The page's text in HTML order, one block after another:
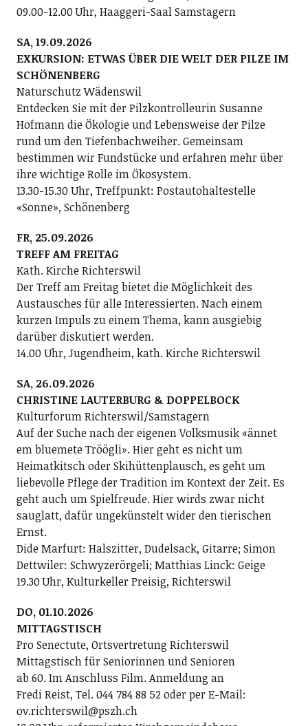
09.00-12.00 Uhr, Haaggeri-Saal Samstagern
SA, 19.09.2026
EXKURSION: ETWAS ÜBER DIE WELT DER PILZE IM
SCHÖNENBERG
Naturschutz Wädenswil
Entdecken Sie mit der Pilzkontrolleurin Susanne
Hofmann die Ökologie und Lebensweise der Pilze
rund um den Tiefenbachweiher. Gemeinsam
bestimmen wir Fundstücke und erfahren mehr über
ihre wichtige Rolle im Ökosystem.
13.30-15.30 Uhr, Treffpunkt: Postautohaltestelle
«Sonne», Schönenberg
FR, 25.09.2026
TREFF AM FREITAG
Kath. Kirche Richterswil
Der Treff am Freitag bietet die Möglichkeit des
Austausches für alle Interessierten. Nach einem
kurzen Impuls zu einem Thema, kann ausgiebig
darüber diskutiert werden.
14.00 Uhr, Jugendheim, kath. Kirche Richterswil
SA, 26.09.2026
CHRISTINE LAUTERBURG & DOPPELBOCK
Kulturforum Richterswil/Samstagern
Auf der Suche nach der eigenen Volksmusik «ännet
em bluemete Tröögli». Hier geht es nicht um
Heimatkitsch oder Skihüttenplausch, es geht um
liebevolle Pflege der Tradition im Kontext der Zeit. Es
geht auch um Spielfreude. Hier wirds zwar nicht
sauglatt, dafür ungekünstelt wider den tierischen
Ernst.
Dide Marfurt: Halszitter, Dudelsack, Gitarre; ­Simon
Dettwiler: Schwyzerörgeli; Matthias Linck: Geige
19.30 Uhr, Kulturkeller Preisig, Richterswil
DO, 01.10.2026
MITTAGSTISCH
Pro Senectute, Ortsvertretung Richterswil
Mittagstisch für Seniorinnen und Senioren
ab 60. Im Anschluss Film. Anmeldung an
Fredi Reist, Tel. 044 784 88 52 oder per E-Mail:
ov.richterswil@pszh.ch